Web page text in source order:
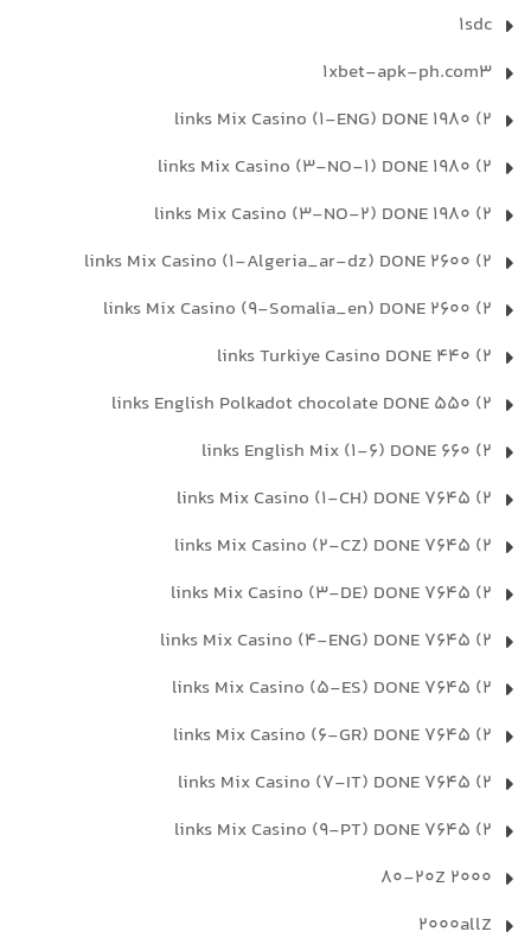
1sdc
1xbet-apk-ph.com3
2) 1980 links Mix Casino (1-ENG) DONE
2) 1980 links Mix Casino (3-NO-1) DONE
2) 1980 links Mix Casino (3-NO-2) DONE
2) 2600 links Mix Casino (1-Algeria_ar-dz) DONE
2) 2600 links Mix Casino (9-Somalia_en) DONE
2) 440 links Turkiye Casino DONE
2) 550 links English Polkadot chocolate DONE
2) 660 links English Mix (1-6) DONE
2) 7645 links Mix Casino (1-CH) DONE
2) 7645 links Mix Casino (2-CZ) DONE
2) 7645 links Mix Casino (3-DE) DONE
2) 7645 links Mix Casino (4-ENG) DONE
2) 7645 links Mix Casino (5-ES) DONE
2) 7645 links Mix Casino (6-GR) DONE
2) 7645 links Mix Casino (7-IT) DONE
2) 7645 links Mix Casino (9-PT) DONE
2000 80-20Z
2000allZ